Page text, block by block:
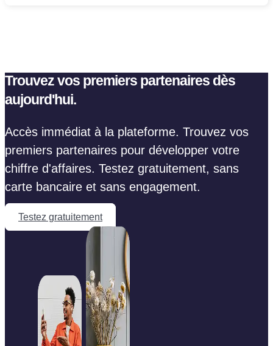
Trouvez vos premiers partenaires dès
aujourd'hui.
Accès immédiat à la plateforme. Trouvez vos
premiers partenaires pour développer votre
chiffre d'affaires. Testez gratuitement, sans
carte bancaire et sans engagement.
Testez gratuitement